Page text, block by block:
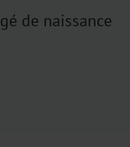
de naissance